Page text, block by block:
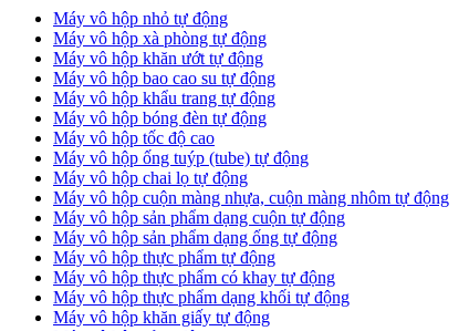
Máy vô hộp nhỏ tự động
Máy vô hộp xà phòng tự động
Máy vô hộp khăn ướt tự động
Máy vô hộp bao cao su tự động
Máy vô hộp khẩu trang tự động
Máy vô hộp bóng đèn tự động
Máy vô hộp tốc độ cao
Máy vô hộp ống tuýp (tube) tự động
Máy vô hộp chai lọ tự động
Máy vô hộp cuộn màng nhựa, cuộn màng nhôm tự động
Máy vô hộp sản phẩm dạng cuộn tự động
Máy vô hộp sản phẩm dạng ống tự động
Máy vô hộp thực phẩm tự động
Máy vô hộp thực phẩm có khay tự động
Máy vô hộp thực phẩm dạng khối tự động
Máy vô hộp khăn giấy tự động